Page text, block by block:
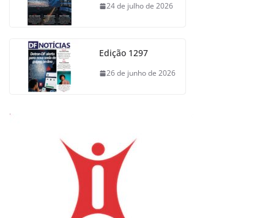
24 de julho de 2026
Edição 1297
26 de junho de 2026